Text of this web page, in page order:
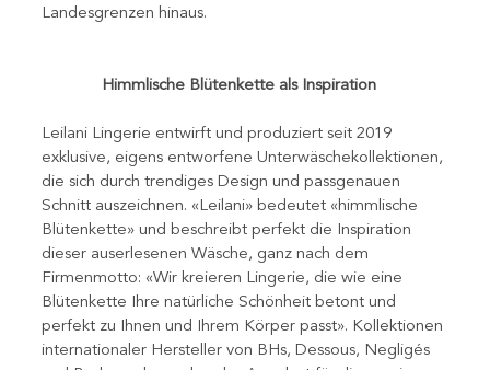
Landesgrenzen hinaus.
Himmlische Blütenkette als Inspiration
Leilani Lingerie entwirft und produziert seit 2019
exklusive, eigens entworfene Unterwäschekollektionen,
die sich durch trendiges Design und passgenauen
Schnitt auszeichnen. «Leilani» bedeutet «himmlische
Blütenkette» und beschreibt perfekt die Inspiration
dieser auserlesenen Wäsche, ganz nach dem
Firmenmotto: «Wir kreieren Lingerie, die wie eine
Blütenkette Ihre natürliche Schönheit betont und
perfekt zu Ihnen und Ihrem Körper passt». Kollektionen
internationaler Hersteller von BHs, Dessous, Negligés